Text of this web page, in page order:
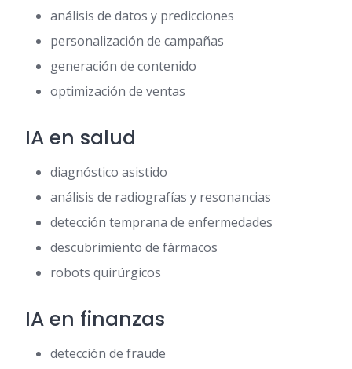
análisis de datos y predicciones
personalización de campañas
generación de contenido
optimización de ventas
IA en salud
diagnóstico asistido
análisis de radiografías y resonancias
detección temprana de enfermedades
descubrimiento de fármacos
robots quirúrgicos
IA en finanzas
detección de fraude